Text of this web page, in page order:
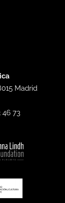
Madrid
46 73